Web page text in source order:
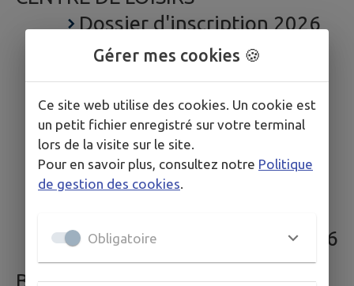
Dossier d'inscription 2026
Eté 2026 : tableau
d'inscription
Plaquette 2025-2026
Plaquette 3-4 ans Eté 2026
Règlement intérieur
Plaquette 4-5 ans Eté 2026
Plaquette 8-11 ans Eté 2026
BULLETIN MUNICIPAL
Gérer mes cookies 🍪
Ce site web utilise des cookies. Un cookie est
un petit fichier enregistré sur votre terminal
lors de la visite sur le site.
Pour en savoir plus, consultez notre Politique
de gestion des cookies.
Obligatoire